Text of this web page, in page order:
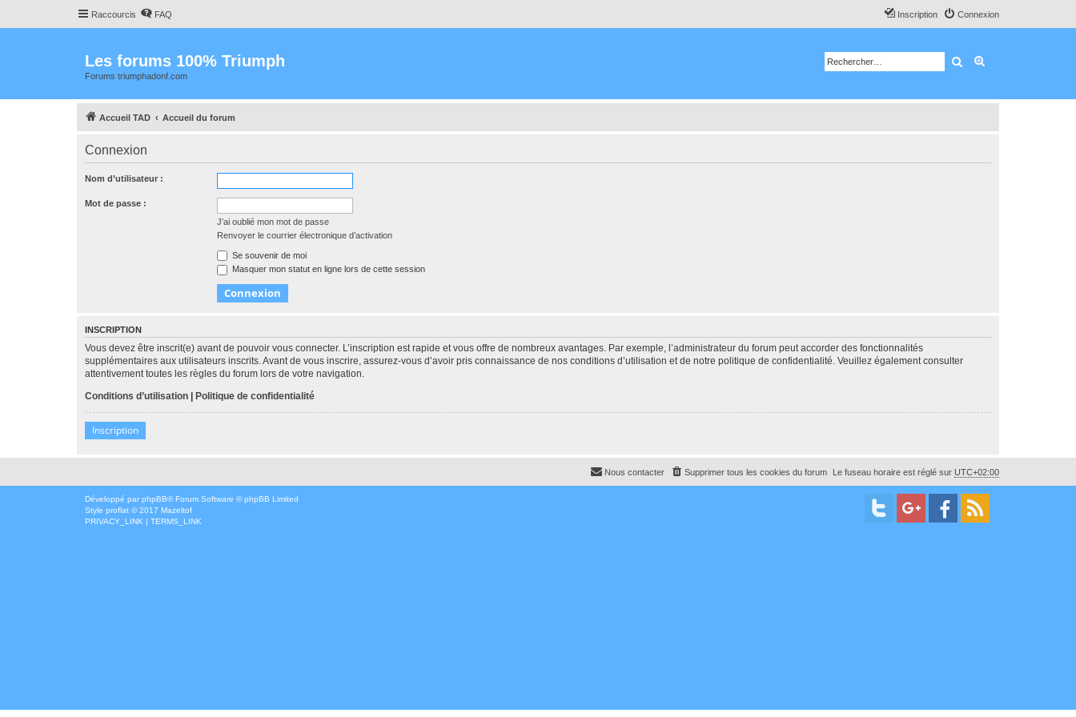
Raccourcis FAQ Connexion
Inscription
Les forums 100% Triumph
Forums triumphadonf.com
Rechercher
Accueil TAD Accueil du forum
Connexion
Nom d’utilisateur :
Mot de passe :
J’ai oublié mon mot de passe
Renvoyer le courrier électronique d’activation
Se souvenir de moi
Masquer mon statut en ligne lors de cette session
INSCRIPTION
Vous devez être inscrit(e) avant de pouvoir vous connecter. L’inscription est rapide et vous offre de nombreux avantages. Par exemple, l’administrateur du forum peut accorder des fonctionnalités
supplémentaires aux utilisateurs inscrits. Avant de vous inscrire, assurez-vous d’avoir pris connaissance de nos conditions d’utilisation et de notre politique de confidentialité. Veuillez également consulter
attentivement toutes les règles du forum lors de votre navigation.
Conditions d’utilisation
Politique de confidentialité
Inscription
Le fuseau horaire est réglé sur UTC+02:00
Supprimer tous les cookies du forum
Nous contacter
Développé par phpBB® Forum Software © phpBB Limited
Style proflat © 2017 Mazeltof
PRIVACY_LINK | TERMS_LINK